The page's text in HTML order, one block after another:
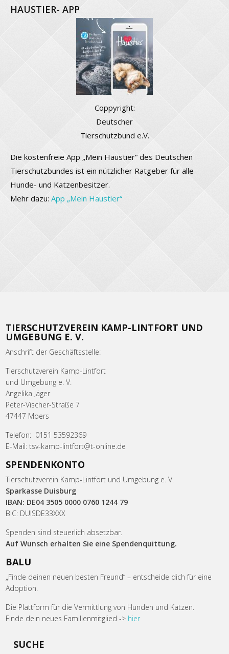
HAUSTIER- APP
Coppyright:
Deutscher
Tierschutzbund e.V.
Die kostenfreie App „Mein Haustier“ des Deutschen
Tierschutzbundes ist ein nützlicher Ratgeber für alle
Hunde- und Katzenbesitzer.
Mehr dazu: App „Mein Haustier“
TIERSCHUTZVEREIN KAMP-LINTFORT UND
UMGEBUNG E. V.
Anschrift der Geschäftsstelle:
Tierschutzverein Kamp-Lintfort
und Umgebung e. V.
Angelika Jäger
Peter-Vischer-Straße 7
47447 Moers
Telefon: 0151 53592369
E-Mail: tsv-kamp-lintfort@t-online.de
SPENDENKONTO
Tierschutzverein Kamp-Lintfort und Umgebung e. V.
Sparkasse Duisburg
IBAN: DE04 3505 0000 0760 1244 79
BIC: DUISDE33XXX
Spenden sind steuerlich absetzbar.
Auf Wunsch erhalten Sie eine Spendenquittung.
BALU
„Finde deinen neuen besten Freund“ – entscheide dich für eine
Adoption.
Die Plattform für die Vermittlung von Hunden und Katzen.
Finde dein neues Familienmitglied -> hier
SUCHE